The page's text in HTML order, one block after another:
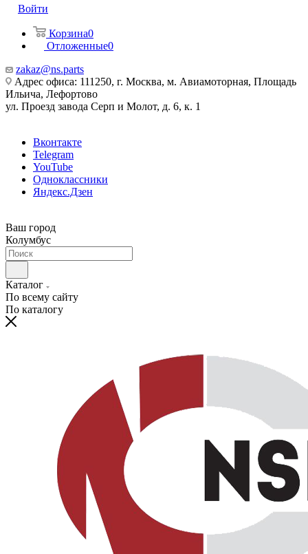
Войти
Корзина0
Отложенные0
zakaz@ns.parts
Адрес офиса: 111250, г. Москва, м. Авиамоторная, Площадь
Ильича, Лефортово
ул. Проезд завода Серп и Молот, д. 6, к. 1
Вконтакте
Telegram
YouTube
Одноклассники
Яндекс.Дзен
Ваш город
Колумбус
Каталог
По всему сайту
По каталогу